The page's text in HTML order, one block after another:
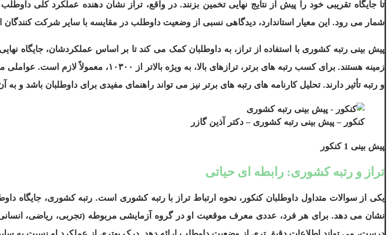
تا جایگاه تقریبی خود را پیش از نتایج نهایی تخمین بزنند. در واقع، تراز نشان دهنده عملکرد کلی
شمار می رود. این معیار استاندارد، دیدگاهی نسبی از وضعیت داوطلب در مقایسه با سایر شرکت کنندگان
پیش بینی رتبه کشوری با استفاده از تراز، به داوطلبان کمک می کند تا بر اساس عملکردشان، جایگاه
زمینه هستند. برای کسب رتبه های برتر، ترازهای
و رتبه تأثیر دارند. تحلیل کارنامه های رتبه های برتر نیز می تواند راهنمای مفیدی برای داوطلبان باشد و
کنکور – پیش بینی رتبه کشوری – دکتر آ‌‌ذین گازر
پیش بینی 1 کنکور
تراز و رتبه کشوری: رابطه ای حیاتی
یکی از سوالات متداول داوطلبان کنکور، نحوه ارتباط تراز با رتبه کشوری است. رتبه کشوری، جایگاه
نشان می دهد. برای هر فرد، عددی معرف موقعیت او در گروه آزمایشی مربوطه (تجربی، ریاضی،